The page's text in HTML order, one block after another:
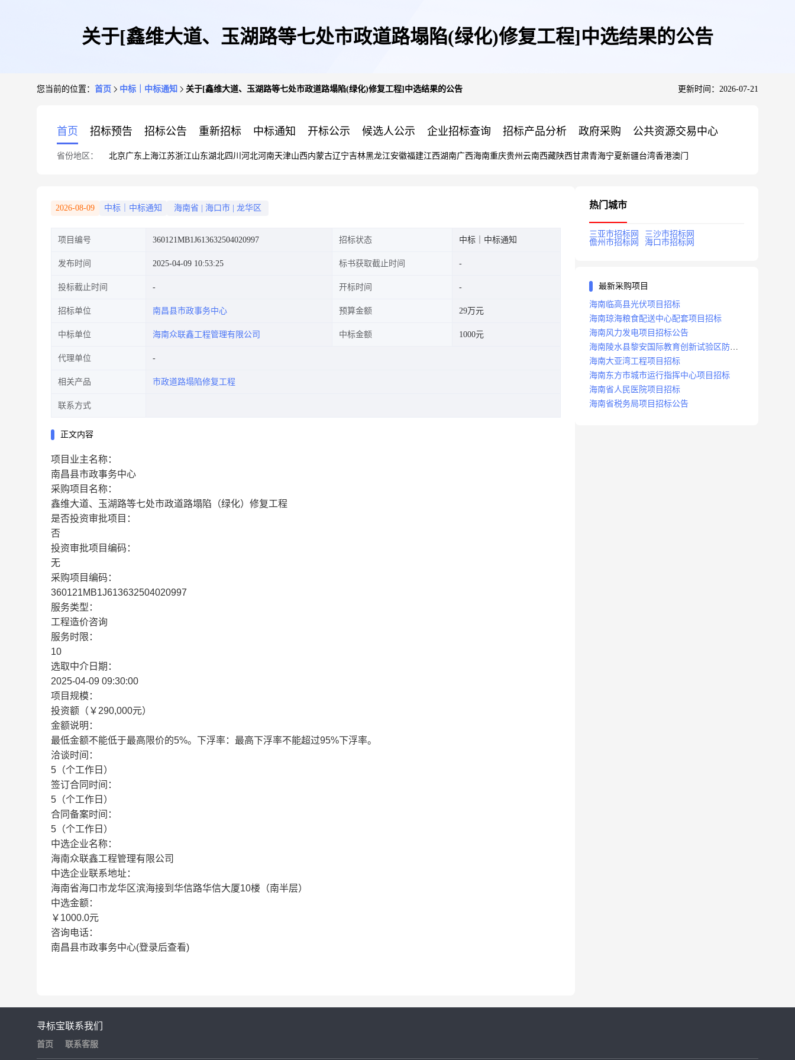
关于[鑫维大道、玉湖路等七处市政道路塌陷(绿化)修复工程]中选结果的公告
您当前的位置： 首页 中标｜中标通知 关于[鑫维大道、玉湖路等七处市政道路塌陷(绿化)修复工程]中选结果的公告 更新时间：2026-07-21
首页 招标预告 招标公告 重新招标 中标通知 开标公示 候选人公示 企业招标查询 招标产品分析 政府采购 公共资源交易中心
省份地区： 北京广东 上海江苏浙江山东湖北四川 河北河南天津山西内蒙古辽宁吉林黑龙江安徽福建江西湖南广西海南重庆贵州 云南西藏陕西甘肃青海宁夏新疆台湾香港澳门
2026-08-09 中标｜中标通知 海南省 海口市 龙华区
项目编号 360121MB1J613632504020997 招标状态 中标｜中标通知
发布时间 2025-04-09 10:53:25 标书获取截止时间
投标截止时间 开标时间
招标单位 南昌县市政事务中心 预算金额 29万元
中标单位 海南众联鑫工程管理有限公司 中标金额 1000元
代理单位
相关产品 市政道路塌陷修复工程
联系方式
正文内容
项目业主名称：
南昌县市政事务中心
采购项目名称：
鑫维大道、玉湖路等七处市政道路塌陷（绿化）修复工程
是否投资审批项目：
否
投资审批项目编码：
无
采购项目编码：
360121MB1J613632504020997
服务类型：
工程造价咨询
服务时限：
10
选取中介日期：
2025-04-09 09:30:00
项目规模：
投资额（￥290,000元）
金额说明：
最低金额不能低于最高限价的5%。下浮率：最高下浮率不能超过95%下浮率。
洽谈时间：
5（个工作日）
签订合同时间：
5（个工作日）
合同备案时间：
5（个工作日）
中选企业名称：
海南众联鑫工程管理有限公司
中选企业联系地址：
海南省海口市龙华区滨海接到华信路华信大厦10楼（南半层）
中选金额：
￥1000.0元
咨询电话：
南昌县市政事务中心(登录后查看)
热门城市
三亚市招标网
三沙市招标网
儋州市招标网
海口市招标网
最新采购项目
海南临高县光伏项目招标
海南琼海粮食配送中心配套项目招标
海南风力发电项目招标公告
海南陵水县黎安国际教育创新试验区防洪
沟项目招标
海南大亚湾工程项目招标
海南东方市城市运行指挥中心项目招标
海南省人民医院项目招标
海南省税务局项目招标公告
寻标宝
首页
联系我们
联系客服